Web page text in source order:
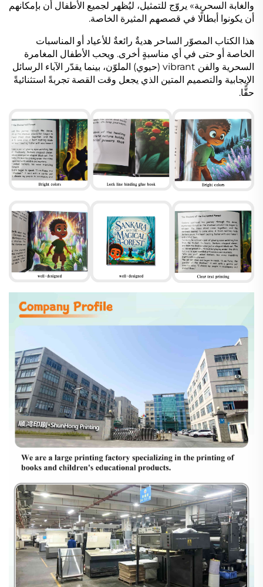
والغابة السحرية» يروّج للتمثيل، ليُظهر لجميع الأطفال أن بإمكانهم
أن يكونوا أبطالًا في قصصهم المثيرة الخاصة.
هذا الكتاب المصوّر الساحر هديةٌ رائعةٌ للأعياد أو المناسبات
الخاصة أو حتى في أي مناسبةٍ أخرى. ويحب الأطفال المغامرة
السحرية والفن vibrant (حيوي) الملوّن، بينما يقدّر الآباء الرسائل
الإيجابية والتصميم المتين الذي يجعل وقت القصة تجربةً استثنائيةً
حقًّا.